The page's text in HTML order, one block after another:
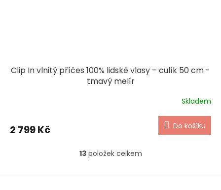
Clip In vlnitý příčes 100% lidské vlasy – culík 50 cm -
tmavý melír
Skladem
2 799 Kč Do košíku
O
l
13položek celkem
Z